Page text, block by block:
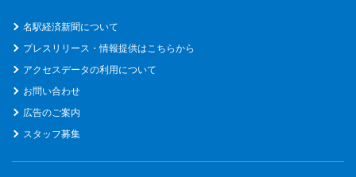
名駅経済新聞について
プレスリリース・情報提供はこちらから
アクセスデータの利用について
お問い合わせ
広告のご案内
スタッフ募集